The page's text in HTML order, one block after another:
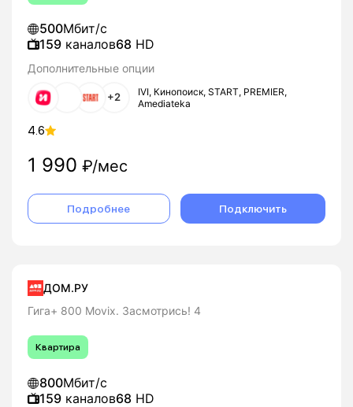
500Мбит/с
159 каналов68 HD
Дополнительные опции
+2
IVI, Кинопоиск, START, PREMIER,
Amediateka
4.6
1 990 ₽/мес
Подробнее Подключить
ДОМ.РУ
Гига+ 800 Movix. Засмотрись! 4
Квартира
800Мбит/с
159 каналов68 HD